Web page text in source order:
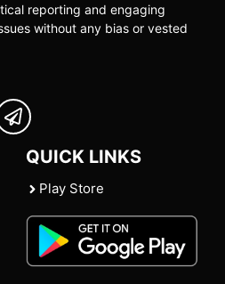
reporting and engaging
without any bias or vested
QUICK LINKS
Play Store